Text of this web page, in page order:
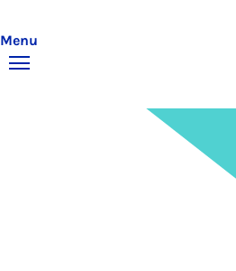
Menu